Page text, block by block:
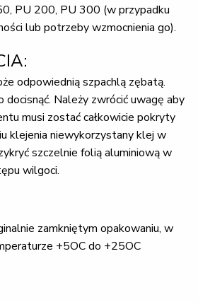
PU 200, PU 300 (w przypadku
lub potrzeby wzmocnienia go).
odpowiednią szpachlą zębatą.
Należy zwrócić uwagę aby
musi zostać całkowicie pokryty
klejenia niewykorzystany klej w
szczelnie folią aluminiową w
wilgoci.
zamkniętym opakowaniu, w
+5OC do +25OC